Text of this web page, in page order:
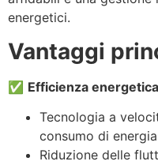
energetici.
Vantaggi
✅ Efficienza energetica
Tecnologia a
consumo di
Riduzione delle